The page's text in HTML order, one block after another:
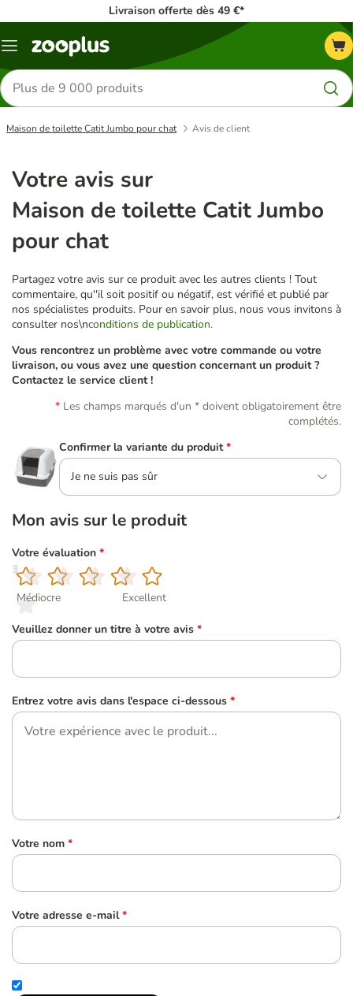
Livraison offerte dès 49 €*
Menu
Rechercher
des
produits
Maison de toilette Catit Jumbo pour chat Avis de client
Votre avis sur
Maison de toilette Catit Jumbo
pour chat
Partagez votre avis sur ce produit avec les autres clients ! Tout
commentaire, qu''il soit positif ou négatif, est vérifié et publié par
nos spécialistes produits. Pour en savoir plus, nous vous invitons à
consulter nos\nconditions de publication.
Vous rencontrez un problème avec votre commande ou votre
livraison, ou vous avez une question concernant un produit ?
Contactez le service client !
Les champs marqués d'un * doivent obligatoirement être
complétés.
Confirmer la variante du produit *
Je ne suis pas sûr
Mon avis sur le produit
Votre évaluation *
1
Médiocre
2
3
4
5
Excellent
Veuillez donner un titre à votre avis *
Entrez votre avis dans l'espace ci-dessous *
Votre nom *
Votre adresse e-mail *